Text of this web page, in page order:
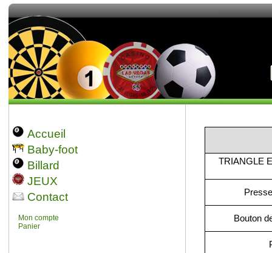
Accueil
Baby-foot
Billard
JEUX
Contact
Mon compte
Panier
TRIANGLE
Bouton